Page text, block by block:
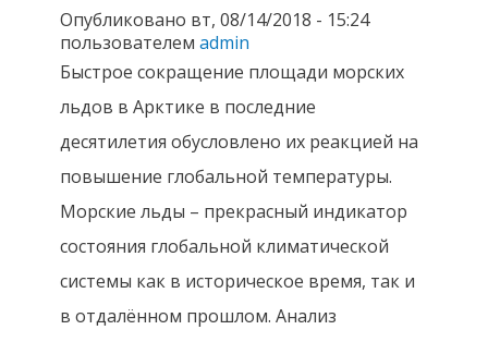
Опубликовано вт, 08/14/2018 - 15:24
пользователем admin
Быстрое сокращение площади морских
льдов в Арктике в последние
десятилетия обусловлено их реакцией на
повышение глобальной температуры.
Морские льды – прекрасный индикатор
состояния глобальной климатической
системы как в историческое время, так и
в отдалённом прошлом. Анализ